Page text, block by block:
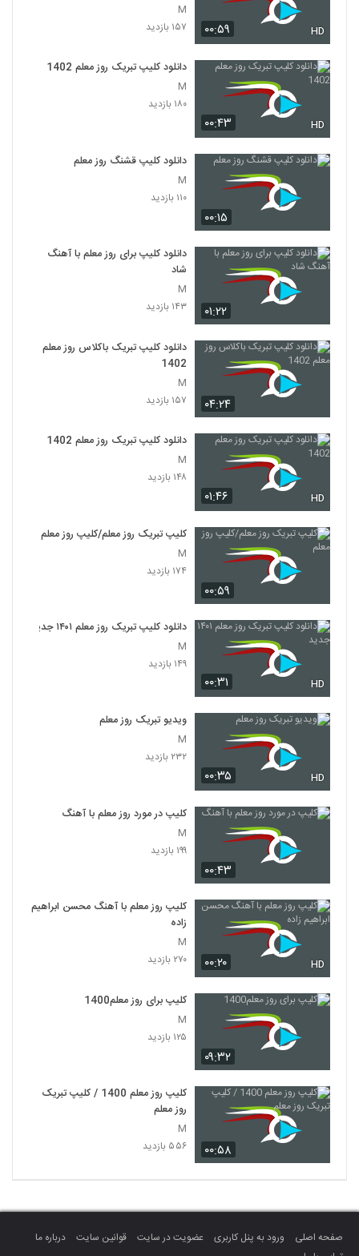
۰۰:۵۹ HD
M
۱۵۷ بازدید
۰۰:۴۳ HD
دانلود کلیپ تبریک روز معلم 1402
M
۱۸۰ بازدید
۰۰:۱۵
دانلود کلیپ قشنگ روز معلم
M
۱۱۰ بازدید
۰۱:۲۲
دانلود کلیپ برای روز معلم با آهنگ
شاد
M
۱۴۳ بازدید
۰۴:۲۴
دانلود کلیپ تبریک باکلاس روز معلم
1402
M
۱۵۷ بازدید
۰۱:۴۶ HD
دانلود کلیپ تبریک روز معلم 1402
M
۱۴۸ بازدید
۰۰:۵۹
کلیپ تبریک روز معلم/کلیپ روز معلم
M
۱۷۴ بازدید
۰۰:۳۱ HD
دانلود کلیپ تبریک روز معلم ۱۴۰۱ جدید
M
۱۴۹ بازدید
۰۰:۳۵ HD
ویدیو تبریک روز معلم
M
۲۳۲ بازدید
۰۰:۴۳
کلیپ در مورد روز معلم با آهنگ
M
۱۹۹ بازدید
۰۰:۲۰ HD
کلیپ روز معلم با آهنگ محسن ابراهیم
زاده
M
۲۷۰ بازدید
۰۹:۳۲
کلیپ برای روز معلم1400
M
۱۲۵ بازدید
۰۰:۵۸
کلیپ روز معلم 1400 / کلیپ تبریک
روز معلم
M
۵۵۶ بازدید
صفحه اصلی ورود به پنل کاربری عضویت در سایت قوانین سایت
درباره ما